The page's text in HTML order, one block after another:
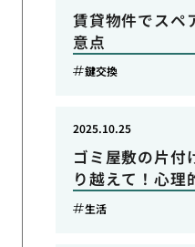
賃貸物件でスペ
意点
鍵交換
ゴミ屋敷の片付
り越えて！心理
2025.10.25
生活